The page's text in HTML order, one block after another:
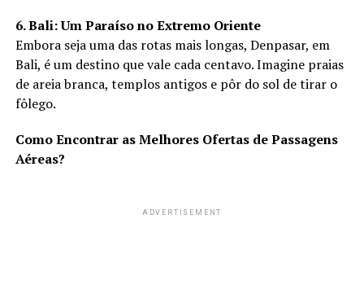
6. Bali: Um Paraíso no Extremo Oriente
Embora seja uma das rotas mais longas, Denpasar, em
Bali, é um destino que vale cada centavo. Imagine praias
de areia branca, templos antigos e pôr do sol de tirar o
fôlego.
Como Encontrar as Melhores Ofertas de Passagens
Aéreas?
ADVERTISEMENT